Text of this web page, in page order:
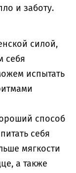
и заботу.
силой,
себя
испытать
способ
себя
мягкости
а также